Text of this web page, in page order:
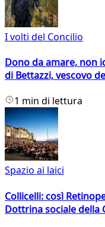
I volti del Concilio
Dono da amare, non
di Bettazzi, vescovo
1 min di lettura
Spazio ai laici
Collicelli: così
Dottrina sociale della